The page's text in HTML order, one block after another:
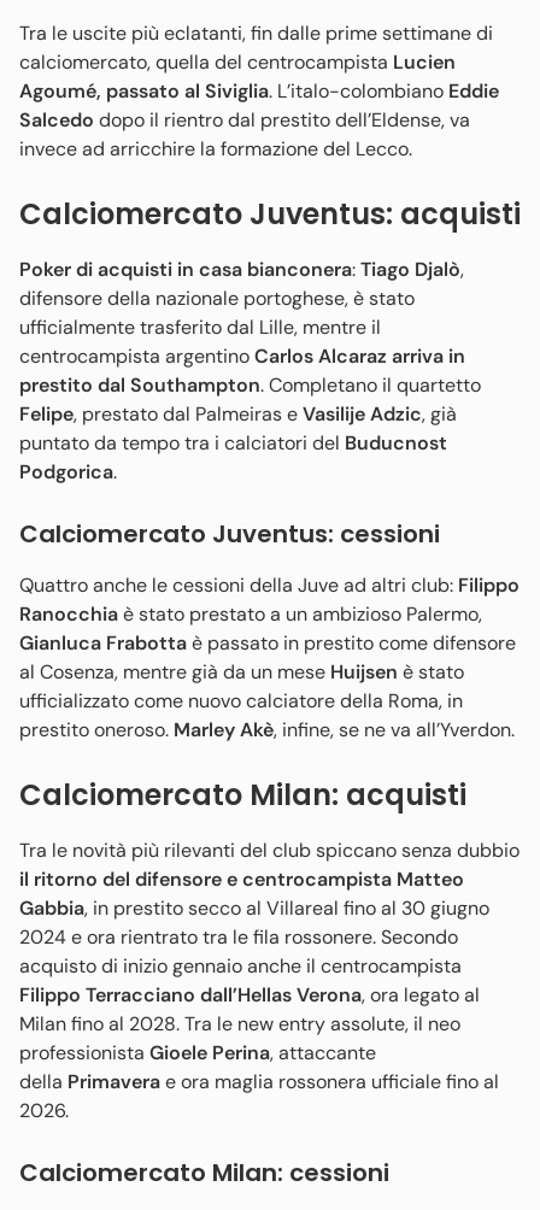
Tra le uscite più eclatanti, fin dalle prime settimane di
calciomercato, quella del centrocampista Lucien
Agoumé, passato al Siviglia. L’italo-colombiano Eddie
Salcedo dopo il rientro dal prestito dell’Eldense, va
invece ad arricchire la formazione del Lecco.
Calciomercato Juventus: acquisti
Poker di acquisti in casa bianconera:Tiago Djalò,
difensore della nazionale portoghese, è stato
ufficialmente trasferito dal Lille, mentre il
centrocampista argentinoCarlos Alcaraz arriva in
prestito dal Southampton. Completano il quartetto
Felipe, prestato dal Palmeiras eVasilije Adzic, già
puntato da tempo tra i calciatori del Buducnost
Podgorica.
Calciomercato Juventus: cessioni
Quattro anche le cessioni della Juve ad altri club: Filippo
Ranocchiaè stato prestato a un ambizioso Palermo,
Gianluca Frabottaè passato in prestito come difensore
al Cosenza, mentre già da un mese Huijsen è stato
ufficializzato come nuovo calciatore della Roma, in
prestito oneroso. Marley Akè, infine, se ne va all’Yverdon.
Calciomercato Milan: acquisti
Tra le novità più rilevanti del club spiccano senza dubbio
il ritorno del difensore e centrocampista Matteo
Gabbia, in prestito secco al Villareal fino al 30 giugno
2024 e ora rientrato tra le fila rossonere. Secondo
acquisto di inizio gennaio anche il centrocampista
Filippo Terracciano dall’Hellas Verona, ora legato al
Milan fino al 2028. Tra le new entry assolute, il neo
professionista Gioele Perina, attaccante
della Primaverae ora maglia rossonera ufficiale fino al
2026.
Calciomercato Milan: cessioni